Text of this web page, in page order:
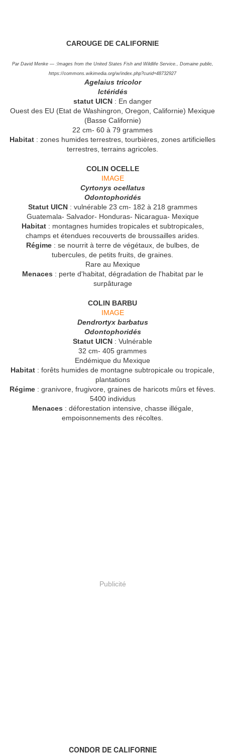
CAROUGE DE CALIFORNIE
Par David Menke — :Images from the United States Fish and Wildlife Service., Domaine public,
https://commons.wikimedia.org/w/index.php?curid=48732927
Agelaius tricolor
Ictéridés
statut UICN : En danger
Ouest des EU (Etat de Washingron, Oregon, Californie) Mexique
(Basse Californie)
22 cm- 60 à 79 grammes
Habitat : zones humides terrestres, tourbières, zones artificielles
terrestres, terrains agricoles.
COLIN OCELLE
IMAGE
Cyrtonys ocellatus
Odontophoridés
Statut UICN: vulnérable 23 cm- 182 à 218 grammes
Guatemala- Salvador- Honduras- Nicaragua- Mexique
Habitat : montagnes humides tropicales et subtropicales,
champs et étendues recouverts de broussailles arides.
Régime: se nourrit à terre de végétaux, de bulbes, de
tubercules, de petits fruits, de graines.
Rare au Mexique
Menaces : perte d'habitat, dégradation de l'habitat par le
surpâturage
COLIN BARBU
IMAGE
Dendrortyx barbatus
Odontophoridés
Statut UICN : Vulnérable
32 cm- 405 grammes
Endémique du Mexique
Habitat : forêts humides de montagne subtropicale ou tropicale,
plantations
Régime : granivore, frugivore, graines de haricots mûrs et fèves.
5400 individus
Menaces : déforestation intensive, chasse illégale,
empoisonnements des récoltes.
Publicité
CONDOR DE CALIFORNIE